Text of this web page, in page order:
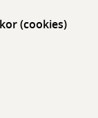
(cookies)